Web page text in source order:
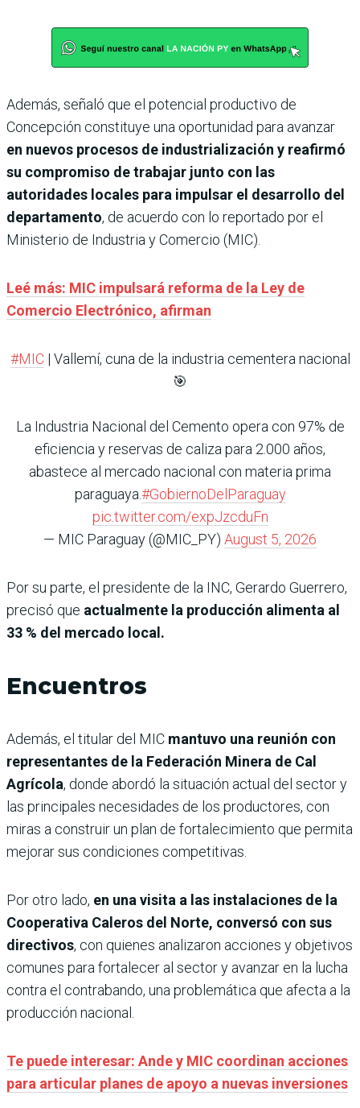
Además, señaló que el potencial productivo de
Concepción constituye una oportunidad para avanzar
en nuevos procesos de industrialización y reafirmó
su compromiso de trabajar junto con las
autoridades locales para impulsar el desarrollo del
departamento, de acuerdo con lo reportado por el
Ministerio de Industria y Comercio (MIC).
Leé más: MIC impulsará reforma de la Ley de
Comercio Electrónico, afirman
#MIC| Vallemí, cuna de la industria cementera nacional
🎯
La Industria Nacional del Cemento opera con 97% de
eficiencia y reservas de caliza para 2.000 años,
abastece al mercado nacional con materia prima
paraguaya.#GobiernoDelParaguay
pic.twitter.com/expJzcduFn
— MIC Paraguay (@MIC_PY) August 5, 2026
Por su parte, el presidente de la INC, Gerardo Guerrero,
precisó que actualmente la producción alimenta al
33 % del mercado local.
Encuentros
Además, el titular del MIC mantuvo una reunión con
representantes de la Federación Minera de Cal
Agrícola, donde abordó la situación actual del sector y
las principales necesidades de los productores, con
miras a construir un plan de fortalecimiento que permita
mejorar sus condiciones competitivas.
Por otro lado, en una visita a las instalaciones de la
Cooperativa Caleros del Norte, conversó con sus
directivos, con quienes analizaron acciones y objetivos
comunes para fortalecer al sector y avanzar en la lucha
contra el contrabando, una problemática que afecta a la
producción nacional.
Te puede interesar: Ande y MIC coordinan acciones
para articular planes de apoyo a nuevas inversiones